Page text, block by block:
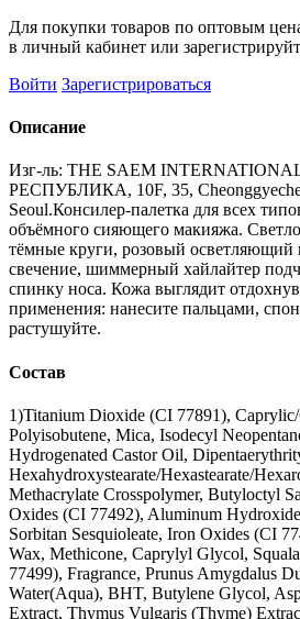
Для покупки товаров по оптовым
в личный кабинет или
Войти Зарегистрироваться
Описание
Изг-ль: THE SAEM
РЕСПУБЛИКА, 10F, 35,
Seoul.Консилер-палетка для всех
объёмного сияющего макияжа.
тёмные круги, розовый осветляющий
свечение, шиммерный хайлайтер
спинку носа. Кожа выглядит
применения: нанесите пальцами,
растушуйте.
Состав
1)Titanium Dioxide (CI 77891),
Polyisobutene, Mica, Isodecyl
Hydrogenated Castor Oil,
Hexahydroxystearate/Hexastearate/
Methacrylate Crosspolymer, Butyloctyl
Oxides (CI 77492), Aluminum
Sorbitan Sesquioleate, Iron Oxides (CI
Wax, Methicone, Caprylyl Glycol,
77499), Fragrance, Prunus Amygdalus
Water(Aqua), BHT, Butylene Glycol,
Extract, Thymus Vulgaris (Thyme)